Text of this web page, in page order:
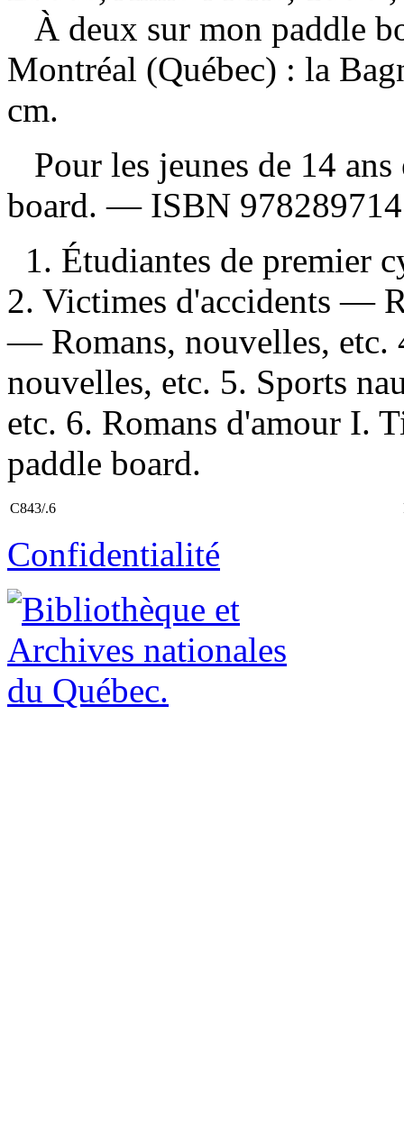
À deux sur mon paddle
Montréal (Québec) : la
cm.
Pour les jeunes de 14
board. — ISBN
1. Étudiantes de premier
2. Victimes d'accidents —
— Romans, nouvelles,
nouvelles, etc. 5. Sports
etc. 6. Romans d'amour I.
paddle board.
C843/.6
Confidentialité